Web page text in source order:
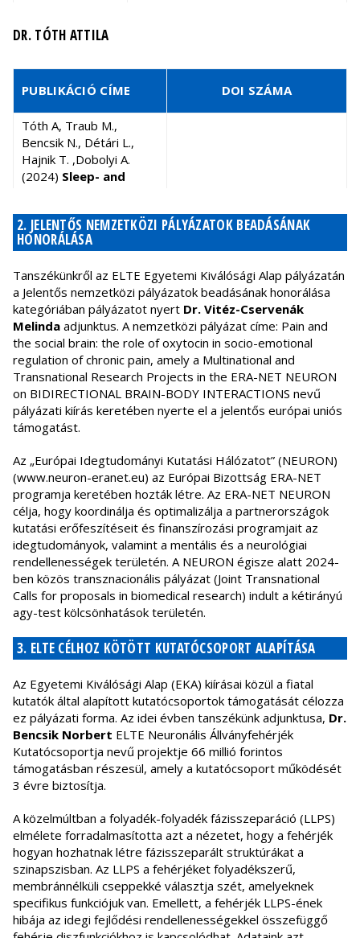
Biobehav Rev.
161:105683.
Dobolyi A,
Cservenák M,
Stepanova A,
Paal K, Lee J,
Palkovits M,
Hudson G,
Chinopoulos C.
specific
expression of
key
mitochondrial
enzymes limits
OXPHOS in
astrocytes of
the adult
human
neocortex and
hippocampal
formation.
Commun Biol.
7:1045.
doi:10.1038/s42003-024-06751-z
DR. TÓTH ATTILA
PUBLIKÁCIÓ CÍME DOI SZÁMA
Tóth A, Traub M.,
Bencsik N., Détári L.,
Hajnik T. ,Dobolyi A.
(2024) Sleep- and
related changes of
vertex auditory
evoked potentials
cycle in female rats
Scientific Reports 14,
Article number: 5784
doi:10.1038/s41598-024-
56392-9
2. JELENTŐS NEMZETKÖZI PÁLYÁZATOK BEADÁSÁNAK
HONORÁLÁSA
Tanszékünkről az ELTE Egyetemi Kiválósági Alap pályázatán
a Jelentős nemzetközi pályázatok beadásának honorálása
kategóriában pályázatot nyert Dr. Vitéz-Cservenák
Melinda adjunktus. A nemzetközi pályázat címe: Pain and
the social brain: the role of oxytocin in socio-emotional
regulation of chronic pain, amely a Multinational and
Transnational Research Projects in the ERA-NET NEURON
on BIDIRECTIONAL BRAIN-BODY INTERACTIONS nevű
pályázati kiírás keretében nyerte el a jelentős európai uniós
támogatást.
Az „Európai Idegtudományi Kutatási Hálózatot” (NEURON)
(www.neuron-eranet.eu) az Európai Bizottság ERA-NET
programja keretében hozták létre. Az ERA-NET NEURON
célja, hogy koordinálja és optimalizálja a partnerországok
kutatási erőfeszítéseit és finanszírozási programjait az
idegtudományok, valamint a mentális és a neurológiai
rendellenességek területén. A NEURON égisze alatt 2024-
ben közös transznacionális pályázat (Joint Transnational
Calls for proposals in biomedical research) indult a kétirányú
agy-test kölcsönhatások területén.
3. ELTE CÉLHOZ KÖTÖTT KUTATÓCSOPORT ALAPÍTÁSA
Az Egyetemi Kiválósági Alap (EKA) kiírásai közül a fiatal
kutatók által alapított kutatócsoportok támogatását célozza
ez pályázati forma. Az idei évben tanszékünk adjunktusa, Dr.
Bencsik Norbert ELTE Neuronális Állványfehérjék
Kutatócsoportja nevű projektje 66 millió forintos
támogatásban részesül, amely a kutatócsoport működését
3 évre biztosítja.
A közelmúltban a folyadék-folyadék fázisszeparáció (LLPS)
elmélete forradalmasította azt a nézetet, hogy a fehérjék
hogyan hozhatnak létre fázisszeparált struktúrákat a
szinapszisban. Az LLPS a fehérjéket folyadékszerű,
membránnélküli cseppekké választja szét, amelyeknek
specifikus funkciójuk van. Emellett, a fehérjék LLPS-ének
hibája az idegi fejlődési rendellenességekkel összefüggő